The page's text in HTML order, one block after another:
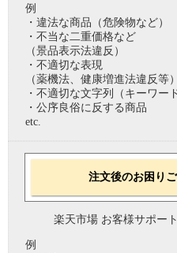
例
・違法な商品（危険物など）
・不当な二重価格など
（景品表示法違反）
・不適切な表現
（薬機法、健康増進法違反等）
・不適切な文字列（キーワー
・公序良俗に反する商品
etc.
注文後のお困り
楽天市場 お客様サポー
例